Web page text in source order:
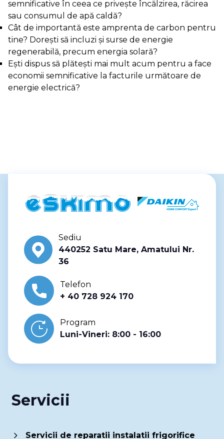
semnificative în ceea ce privește încălzirea, răcirea
sau consumul de apă caldă?
Cât de importantă este amprenta de carbon pentru
tine? Dorești să incluzi și surse de energie
regenerabilă, precum energia solară?
Ești dispus să plătești mai mult acum pentru a face
economii semnificative la facturile următoare de
energie electrică?
Sediu
440252 Satu Mare, Amatului Nr.
36
Telefon
+ 40 728 924 170
Program
Luni-Vineri: 8:00 - 16:00
Servicii
Servicii de reparatii instalatii frigorifice